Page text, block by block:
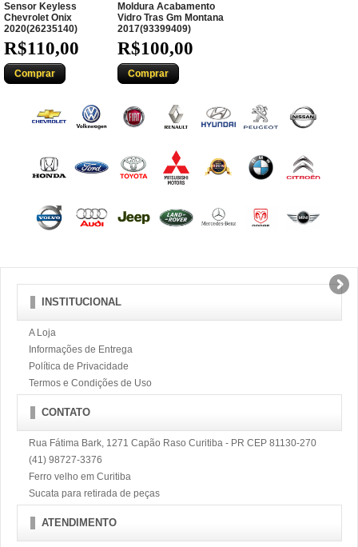
Sensor Keyless
Chevrolet Onix
2020(26235140)
R$110,00
Comprar
Moldura Acabamento
Vidro Tras Gm Montana
2017(93399409)
R$100,00
Comprar
INSTITUCIONAL
A Loja
Informações de Entrega
Política de Privacidade
Termos e Condições de Uso
CONTATO
Rua Fátima Bark, 1271 Capão Raso Curitiba - PR CEP 81130-270
(41) 98727-3376
Ferro velho em Curitiba
Sucata para retirada de peças
ATENDIMENTO